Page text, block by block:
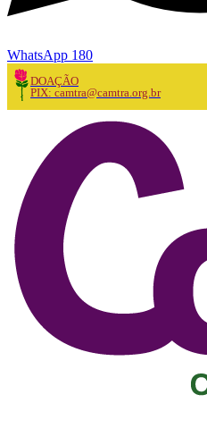
WhatsApp 180
DOAÇÃO
PIX: camtra@camtra.org.br